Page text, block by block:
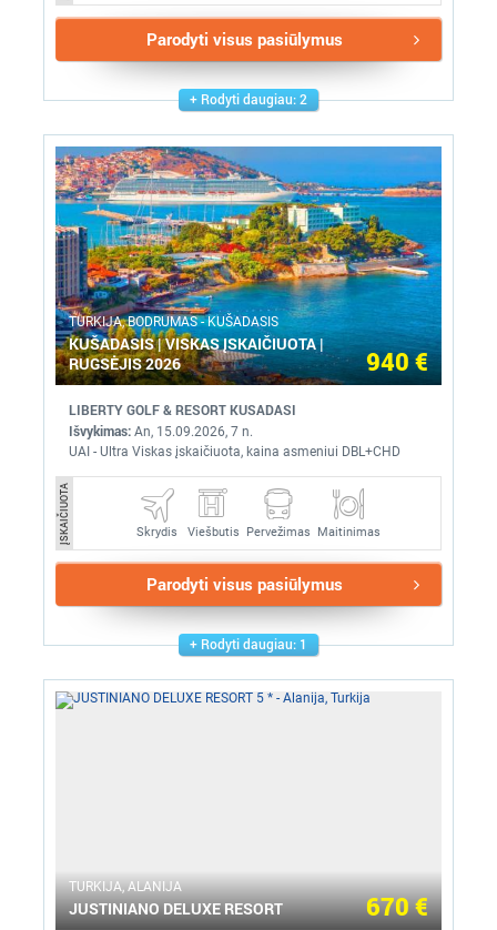
Parodyti visus pasiūlymus
Rodyti daugiau: 2
TURKIJA, BODRUMAS - KUŠADASIS
KUŠADASIS | VISKAS ĮSKAIČIUOTA |
RUGSĖJIS 2026
940 €
LIBERTY GOLF & RESORT KUSADASI
Išvykimas: An, 15.09.2026, 7 n.
UAI - Ultra Viskas įskaičiuota, kaina asmeniui DBL+CHD
ĮSKAIČIUOTA Skrydis Viešbutis Pervežimas Maitinimas
Parodyti visus pasiūlymus
Rodyti daugiau: 1
TURKIJA, ALANIJA
JUSTINIANO DELUXE RESORT 670 €